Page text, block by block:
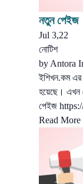
নতুন পেইজ
Jul 3,22
নোটিশ
by Antora
ইশিখন.কম
হয়েছে। এখন
পেইজ
Read More